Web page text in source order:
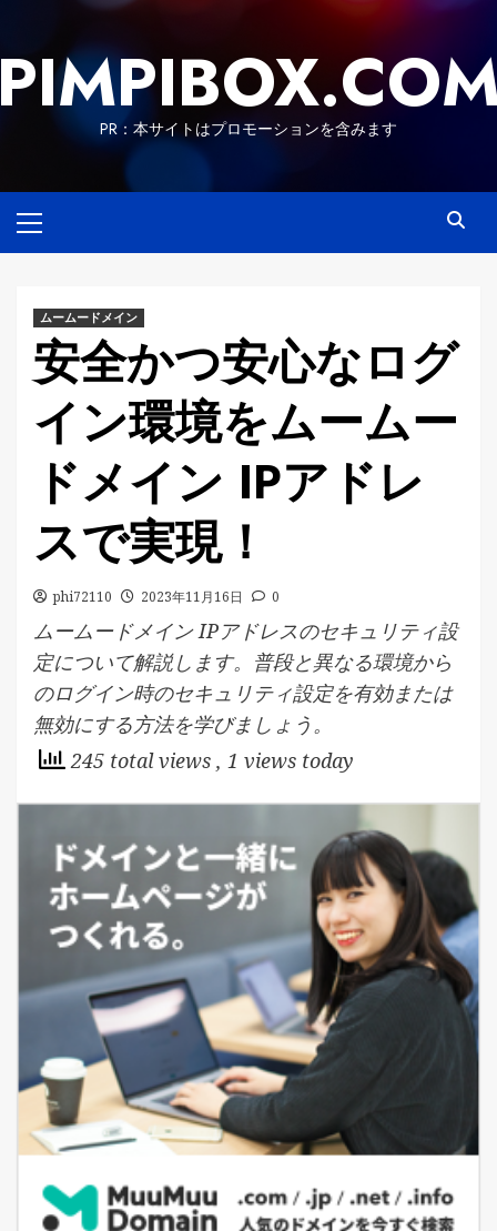
content
PR：本サイトはプロモーションを含みます
Menu
ムームードメイン
安全かつ安心なログ
イン環境をムームー
ドメイン IPアドレ
スで実現！
phi72110 2023年11月16日 0
ムームードメイン IPアドレスのセキュリティ設
定について解説します。普段と異なる環境から
のログイン時のセキュリティ設定を有効または
無効にする方法を学びましょう。
245 total views , 1 views today